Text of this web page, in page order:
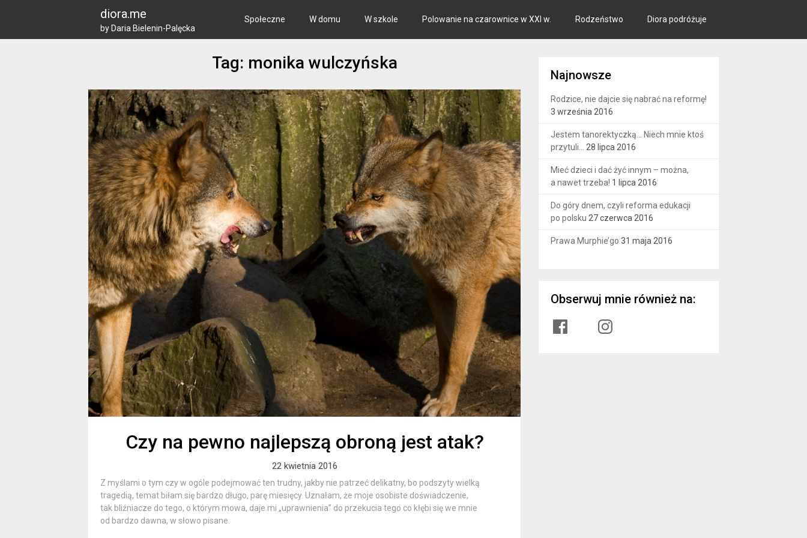
diora.me
by Daria Bielenin-Palęcka
Społeczne W domu W szkole Polowanie na czarownice w XXI w. Rodzeństwo Diora podróżuje
Tag: monika wulczyńska
Czy na pewno najlepszą obroną jest atak?
22 kwietnia 2016
Z myślami o tym czy w ogóle podejmować ten trudny, jakby nie patrzeć delikatny, bo podszyty wielką
tragedią, temat biłam się bardzo długo, parę miesięcy. Uznałam, że moje osobiste doświadczenie,
tak bliźniacze do tego, o którym mowa, daje mi „uprawnienia” do przekucia tego co kłębi się we mnie
od bardzo dawna, w słowo pisane.
Najnowsze
Rodzice, nie dajcie się nabrać na reformę!
3 września 2016
Jestem tanorektyczką… Niech mnie ktoś
przytuli…
28 lipca 2016
Mieć dzieci i dać żyć innym – można,
a nawet trzeba! 1 lipca 2016
Do góry dnem, czyli reforma edukacji
po polsku 27 czerwca 2016
Prawa Murphie’go 31 maja 2016
Obserwuj mnie również na:
Facebook Instagram